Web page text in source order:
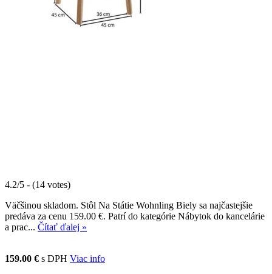
4.2/5 - (14 votes)
Väčšinou skladom. Stôl Na Státie Wohnling Biely sa najčastejšie
predáva za cenu 159.00 €. Patrí do kategórie Nábytok do kancelárie
a prac... Čítať ďalej »
159.00 € s DPH Viac info